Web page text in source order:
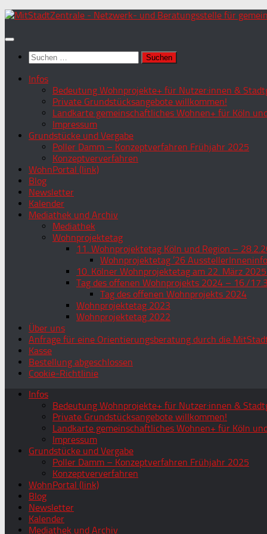
Zum
springen
Suchen
nach:
Infos
Bedeutung Wohnprojekte+ für Nutzer:innen &
Private Grundstücksangebote willkommen!
Landkarte gemeinschaftliches Wohnen+ für Köln
Impressum
Grundstücke und Vergabe
Poller Damm – Konzeptverfahren Frühjahr 2025
Konzeptververfahren
WohnPortal (link)
Blog
Newsletter
Kalender
Mediathek und Archiv
Mediathek
Wohnprojektetag
11. Wohnprojektetag Köln und Region –
Wohnprojektetag ’26 AusstellerInneninfo
10. Kölner Wohnprojektetag am 22. März
Tag des offenen Wohnprojekts 2024 – 16./
Tag des offenen Wohnprojekts 2024
Wohnprojektetag 2023
Wohnprojektetag 2022
Über uns
Anfrage für eine Orientierungsberatung durch die
Kasse
Bestellung abgeschlossen
Cookie-Richtlinie
Infos
Bedeutung Wohnprojekte+ für Nutzer:innen &
Private Grundstücksangebote willkommen!
Landkarte gemeinschaftliches Wohnen+ für Köln
Impressum
Grundstücke und Vergabe
Poller Damm – Konzeptverfahren Frühjahr 2025
Konzeptververfahren
WohnPortal (link)
Blog
Newsletter
Kalender
Mediathek und Archiv